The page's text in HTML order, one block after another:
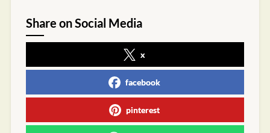
Share on Social Media
x
facebook
pinterest